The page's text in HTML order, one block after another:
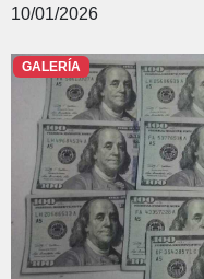
10/01/2026
GALERÍA